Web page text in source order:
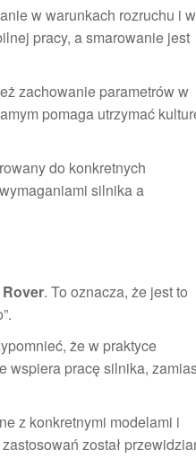
w warunkach rozruchu i w
pracy, a smarowanie jest
zachowanie parametrów w
pomaga utrzymać
do konkretnych
silnika a
. To oznacza, że jest to
że w praktyce
wspiera pracę silnika,
z konkretnymi modelami i
został